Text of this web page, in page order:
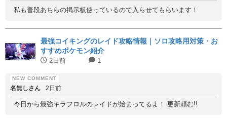
私も普段あちらの掲示板使っているので入らせてもらいます！
最強コイキングのレイド攻略情報｜ソロ攻略用対策・お
すすめポケモン紹介
2日前 1
名無しさん 2日前
今日から最強キラフロルのレイドが始まってるよ！ 更新頼む!!